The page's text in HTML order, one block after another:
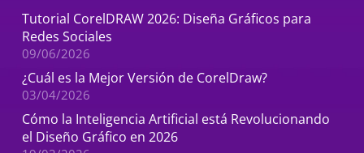
Tutorial CorelDRAW 2026: Diseña Gráficos para
Redes Sociales
09/06/2026
¿Cuál es la Mejor Versión de CorelDraw?
03/04/2026
Cómo la Inteligencia Artificial está Revolucionando
el Diseño Gráfico en 2026